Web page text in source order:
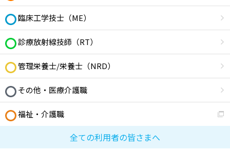
臨床工学技士（ME）
診療放射線技師（RT）
管理栄養士/栄養士（NRD）
その他・医療介護職
福祉・介護職
全ての利用者の皆さまへ